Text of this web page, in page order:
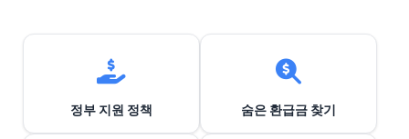
정부 지원 정책 숨은 환급금 찾기